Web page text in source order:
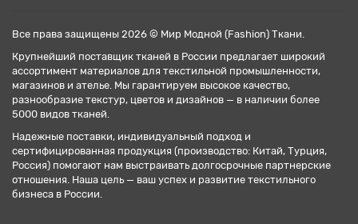
Все права защищены 2026 © Мир Модной (Fashion) Ткани.
Крупнейший поставщик тканей в России предлагает широкий
ассортимент материалов для текстильной промышленности,
магазинов и ателье. Мы гарантируем высокое качество,
разнообразие текстур, цветов и дизайнов — в наличии более
5000 видов тканей.
Надежные поставки, индивидуальный подход и
сертифицированная продукция (производство: Китай, Турция,
Россия) помогают нам выстраивать долгосрочные партнерские
отношения. Наша цель — ваш успех и развитие текстильного
бизнеса в России.